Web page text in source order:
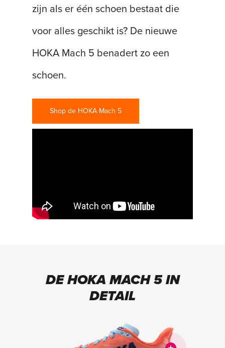
zijn als er één schoen bestaat die
voor alles geschikt is? De nieuwe
HOKA Mach 5 benadert zo een
schoen.
Shop de HOKA Mach 5
DE HOKA MACH 5 IN
DETAIL